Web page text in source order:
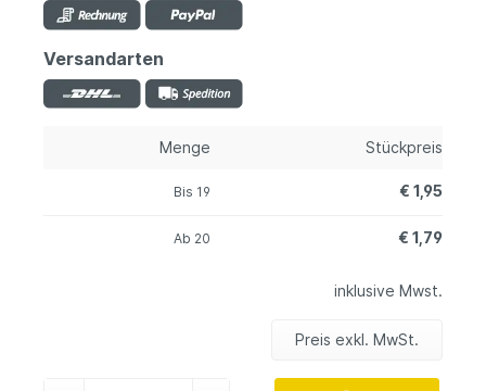
Versandarten
Menge Stückpreis
Bis 19 € 1,95
Ab 20 € 1,79
inklusive Mwst.
Preis exkl. MwSt.